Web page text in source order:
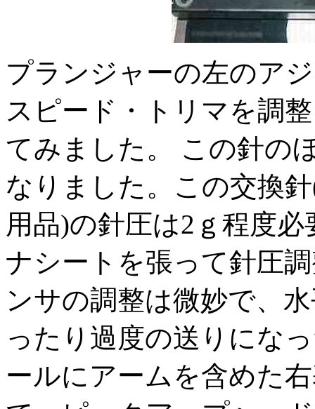
プランジャーの左のア
スピード・トリマを調
てみました。 この針の
なりました。この交換
用品)の針圧は2ｇ程度
ナシートを張って針圧
ンサの調整は微妙で、
ったり過度の送りにな
ールにアームを含めた